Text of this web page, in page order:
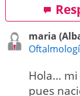
maria
Hola...
pues